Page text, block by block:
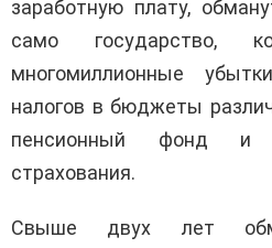
заработную плату,
само государство,
многомиллионные
налогов в бюджеты
пенсионный фонд и
страхования.
Свыше двух лет